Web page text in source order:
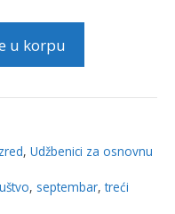
u korpu
, Udžbenici za osnovnu
, septembar,treći